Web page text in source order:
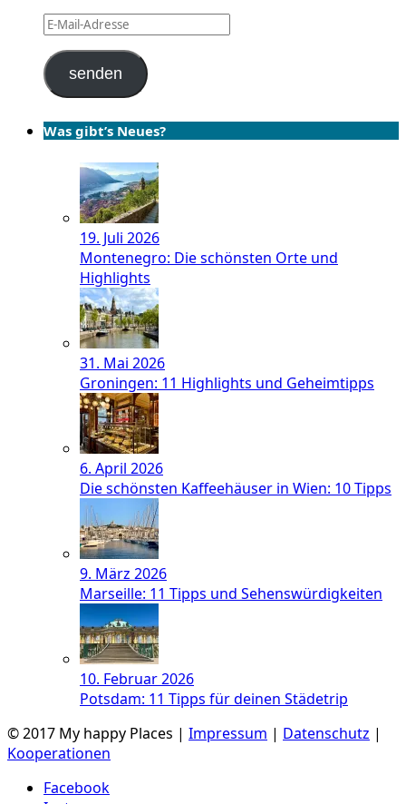
E-
Adresse
senden
Was gibt’s Neues?
19. Juli 2026
Montenegro: Die schönsten Orte und
Highlights
31. Mai 2026
Groningen: 11 Highlights und Geheimtipps
6. April 2026
Die schönsten Kaffeehäuser in Wien: 10 Tipps
9. März 2026
Marseille: 11 Tipps und Sehenswürdigkeiten
10. Februar 2026
Potsdam: 11 Tipps für deinen Städetrip
© 2017 My happy Places | Impressum | Datenschutz |
Kooperationen
Facebook